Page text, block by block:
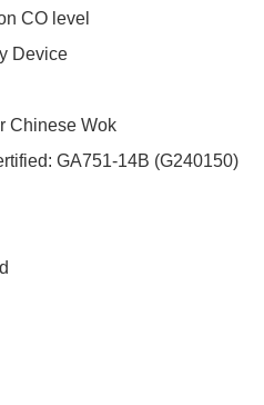
CO level
Device
Chinese Wok
GA751-14B (G240150)